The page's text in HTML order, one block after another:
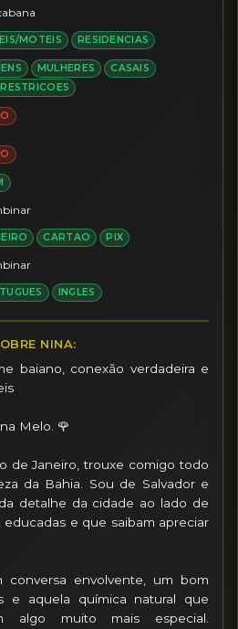
MOTEIS RESIDENCIAS
MULHERES
CASAIS
CARTAO PIX
INGLES
NINA:
baiano, conexão verdadeira e
Melo. 🌹
de Janeiro, trouxe comigo todo
da Bahia. Sou de Salvador e
detalhe da cidade ao lado de
educadas e que saibam apreciar
conversa envolvente, um bom
e aquela química natural que
algo muito mais especial.